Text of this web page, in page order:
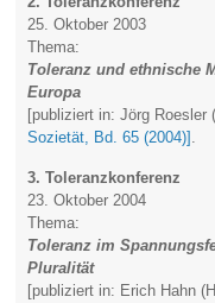
25. Oktober 2003
Thema:
Toleranz und ethnische
Europa
[publiziert in: Jörg Roesler
Sozietät, Bd. 65 (2004)]
3. Toleranzkonferenz
23. Oktober 2004
Thema:
Toleranz im
Pluralität
[publiziert in: Erich Hahn